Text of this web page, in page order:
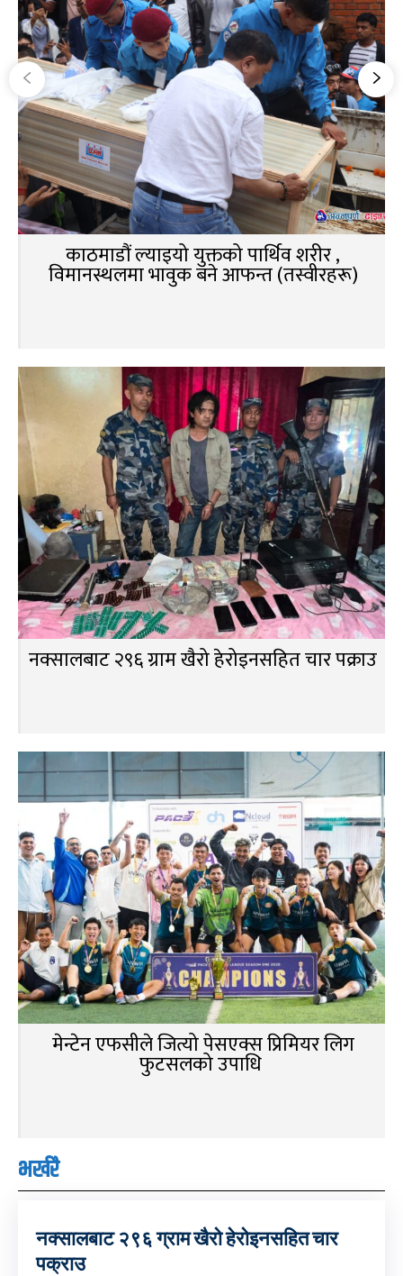
काठमाडौं ल्याइयो युक्तको पार्थिव शरीर ,
विमानस्थलमा भावुक बने आफन्त (तस्वीरहरू)
नक्सालबाट २९६ ग्राम खैरो हेरोइनसहित चार पक्राउ
मेन्टेन एफसीले जित्यो पेसएक्स प्रिमियर लिग
फुटसलको उपाधि
भर्खरै
नक्सालबाट २९६ ग्राम खैरो हेरोइनसहित चार
पक्राउ